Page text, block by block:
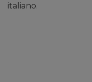
italiano.